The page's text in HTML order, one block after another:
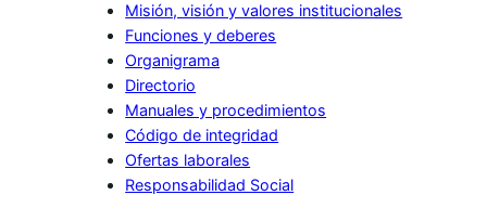
Misión, visión y valores institucionales
Funciones y deberes
Organigrama
Directorio
Manuales y procedimientos
Código de integridad
Ofertas laborales
Responsabilidad Social